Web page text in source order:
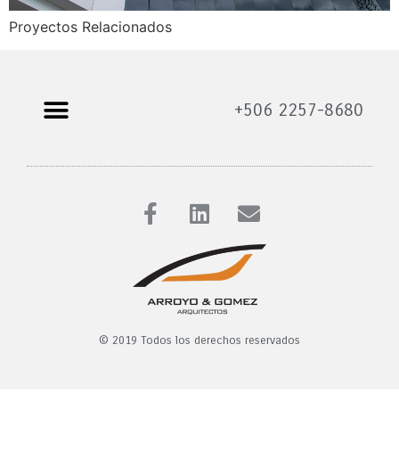
Proyectos Relacionados
+506 2257-8680
© 2019 Todos los derechos reservados